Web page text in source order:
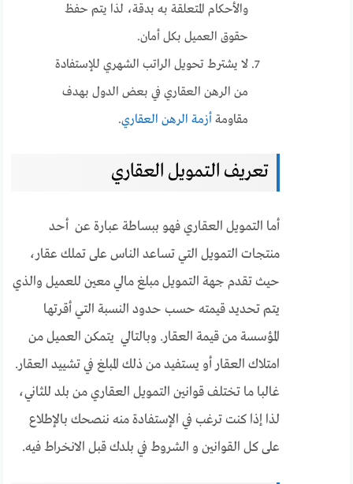
والأحكام المتعلقة به بدقة، لذا يتم حفظ
حقوق العميل بكل أمان.
لا يشترط تحويل الراتب الشهري للإستفادة
من الرهن العقاري في بعض الدول بهدف
مقاومة أزمة الرهن العقاري.
تعريف التمويل العقاري
أما التمويل العقاري فهو ببساطة عبارة عن أحد
منتجات التمويل التي تساعد الناس على تملك عقار،
حيث تقدم جهة التمويل مبلغ مالي معين للعميل والذي
يتم تحديد قيمته حسب حدود النسبة التي أقرتها
المؤسسة من قيمة العقار. وبالتالي يتمكن العميل من
امتلاك العقار أو يستفيد من ذلك المبلغ في تشييد العقار.
غالبا ما تختلف قوانين التمويل العقاري من بلد للثاني،
لذا إذا كنت ترغب في الإستفادة منه ننصحك بالإطلاع
على كل القوانين و الشروط في بلدك قبل الانخراط فيه.